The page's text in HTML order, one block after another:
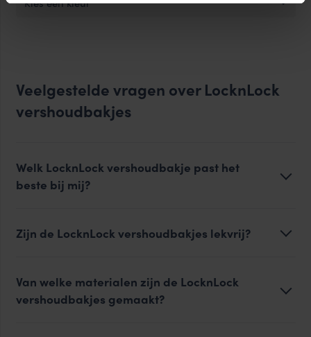
Veelgestelde vragen over LocknLock
vershoudbakjes
Welk LocknLock vershoudbakje past het
beste bij mij?
Zijn de LocknLock vershoudbakjes lekvrij?
Van welke materialen zijn de LocknLock
vershoudbakjes gemaakt?